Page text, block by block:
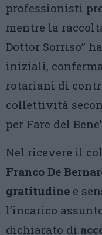
professionisti
mentre la
Dottor Sorriso”
iniziali,
rotariani di
collettività
per Fare del
Nel ricevere il
Franco De
gratitudine e
l’incarico
dichiarato di